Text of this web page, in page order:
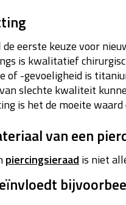
eerste keuze voor
is kwalitatief
of -gevoeligheid is
slechte kwaliteit
is het de moeite
van een
piercingsieraad is niet